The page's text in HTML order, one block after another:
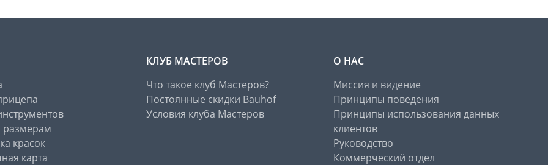
размерам
красок
карта
КЛУБ МАСТЕРОВ
Что такое клуб Мастеров?
Постоянные скидки Bauhof
Условия клуба Мастеров
О НАС
Миссия и видение
Принципы поведения
Принципы использования данных
клиентов
Руководство
Коммерческий отдел